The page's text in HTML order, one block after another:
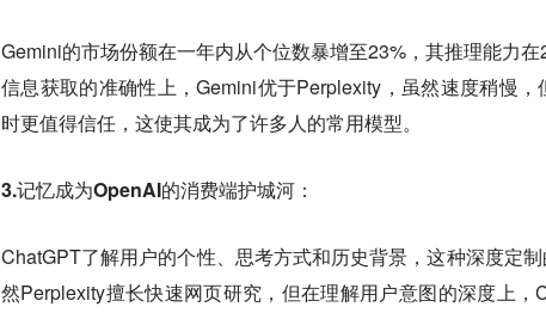
Gemini的市场份额在一年内从个位数暴增至23%，其推理能力
信息获取的准确性上，Gemini优于Perplexity，虽然速度稍慢
时更值得信任，这使其成为了许多人的常用模型。
3.记忆成为OpenAI的消费端护城河：
ChatGPT了解用户的个性、思考方式和历史背景，这种深度定
然Perplexity擅长快速网页研究，但在理解用户意图的深度上，